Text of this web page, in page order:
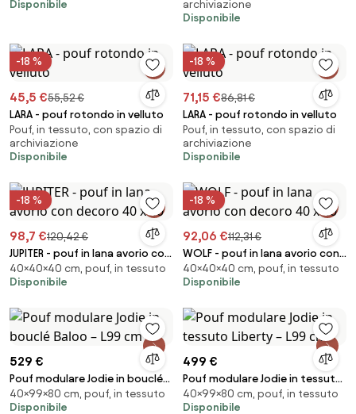
Disponibile
archiviazione
Disponibile
-18 %
45,5 €55,52 €
LARA - pouf rotondo in velluto
Pouf, in tessuto, con spazio di
archiviazione
Disponibile
-18 %
71,15 €86,81 €
LARA - pouf rotondo in velluto
Pouf, in tessuto, con spazio di
archiviazione
Disponibile
-18 %
98,7 €120,42 €
JUPITER - pouf in lana avorio con
decoro 40 x 40
40×40×40 cm, pouf, in tessuto
Disponibile
-18 %
92,06 €112,31 €
WOLF - pouf in lana avorio con
decoro 40 x 40
40×40×40 cm, pouf, in tessuto
Disponibile
529 €
Pouf modulare Jodie in bouclé
Baloo – L99 cm
40×99×80 cm, pouf, in tessuto
Disponibile
499 €
Pouf modulare Jodie in tessuto
Liberty – L99 cm
40×99×80 cm, pouf, in tessuto
Disponibile